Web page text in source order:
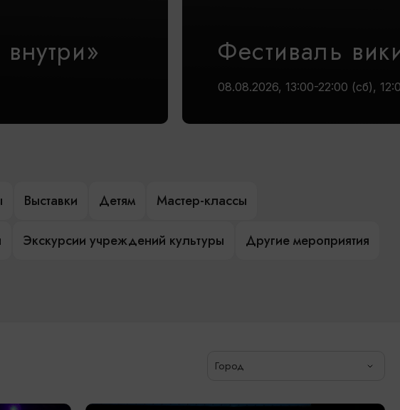
Фестиваль
08.08.2026, 13:00-22:00 (сб),
Выставки Детям Мастер-классы
Экскурсии учреждений культуры Другие мероприятия
Город